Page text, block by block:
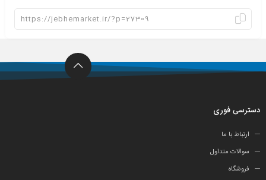
دسترسی فوری
ارتباط با ما
سوالات متداول
فروشگاه